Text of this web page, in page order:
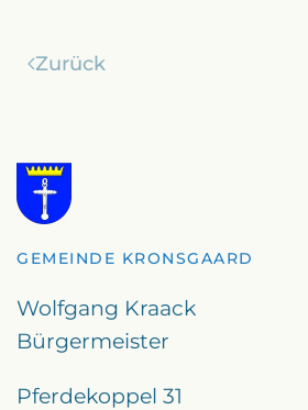
Zurück
GEMEINDE KRONSGAARD
Wolfgang Kraack
Bürgermeister
Pferdekoppel 31